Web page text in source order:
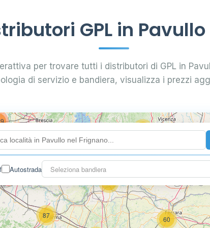
GPL in
per trovare tutti i distributori di GPL in
di servizio e bandiera, visualizza i prezzi
Autostrada Seleziona bandiera
7
28
5
87
7
119
73
60
0.789 €